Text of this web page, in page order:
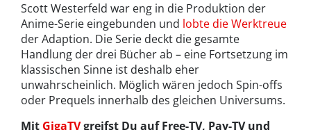
Scott Westerfeld war eng in die Produktion der
Anime-Serie eingebunden und lobte die Werktreue
der Adaption. Die Serie deckt die gesamte
Handlung der drei Bücher ab – eine Fortsetzung im
klassischen Sinne ist deshalb eher
unwahrscheinlich. Möglich wären jedoch Spin-offs
oder Prequels innerhalb des gleichen Universums.
Mit GigaTVgreifst Du auf Free-TV, Pay-TV und